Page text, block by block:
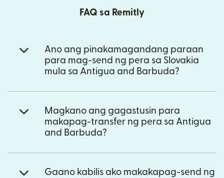
FAQ sa Remitly
Ano ang pinakamagandang paraan
para mag-send ng pera sa Slovakia
mula sa Antigua and Barbuda?
Magkano ang gagastusin para
makapag-transfer ng pera sa Antigua
and Barbuda?
Gaano kabilis ako makakapag-send ng